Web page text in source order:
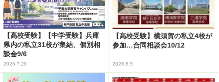
【高校受験】【中学受験】兵庫
県内の私立31校が集結、個別相
談会9/6
2026.7.28
【高校受験】横須賀の私立4校が
参加…合同相談会10/12
2026.8.5